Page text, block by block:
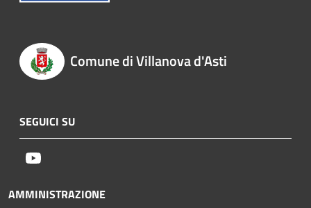
Comune di Villanova d'Asti
SEGUICI SU
AMMINISTRAZIONE